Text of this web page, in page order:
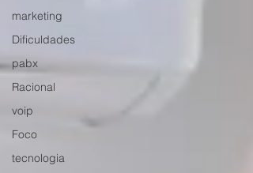
marketing
Dificuldades
pabx
Racional
voip
Foco
tecnologia